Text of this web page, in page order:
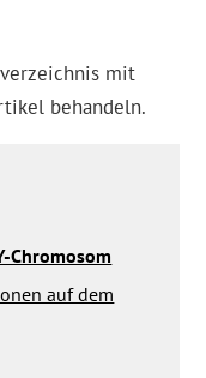
mit
behandeln.
Chromosom
auf dem